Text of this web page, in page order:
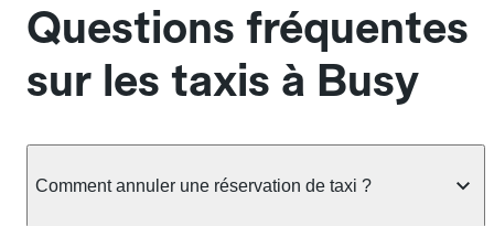
Questions fréquentes
sur les taxis à Busy
Comment annuler une réservation de taxi ?